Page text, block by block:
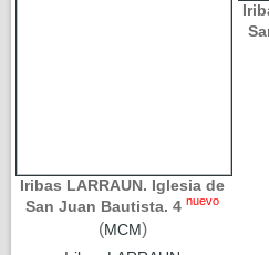
Iribas LARRAUN. Iglesia de
San Juan Bautista. 4 nuevo
(MCM)